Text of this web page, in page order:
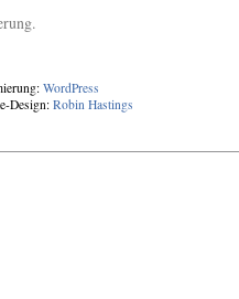
WordPress
Design:Robin Hastings